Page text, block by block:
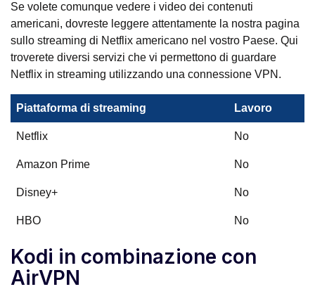
Se volete comunque vedere i video dei contenuti
americani, dovreste leggere attentamente la nostra pagina
sullo streaming di Netflix americano nel vostro Paese. Qui
troverete diversi servizi che vi permettono di guardare
Netflix in streaming utilizzando una connessione VPN.
Piattaforma di streaming Lavoro
Netflix No
Amazon Prime No
Disney+ No
HBO No
Kodi in combinazione con
AirVPN